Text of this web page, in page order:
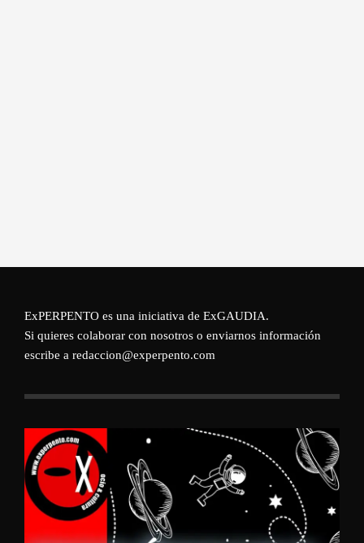
ExPERPENTO es una iniciativa de ExGAUDIA.
Si quieres colaborar con nosotros o enviarnos información
escribe a redaccion@experpento.com